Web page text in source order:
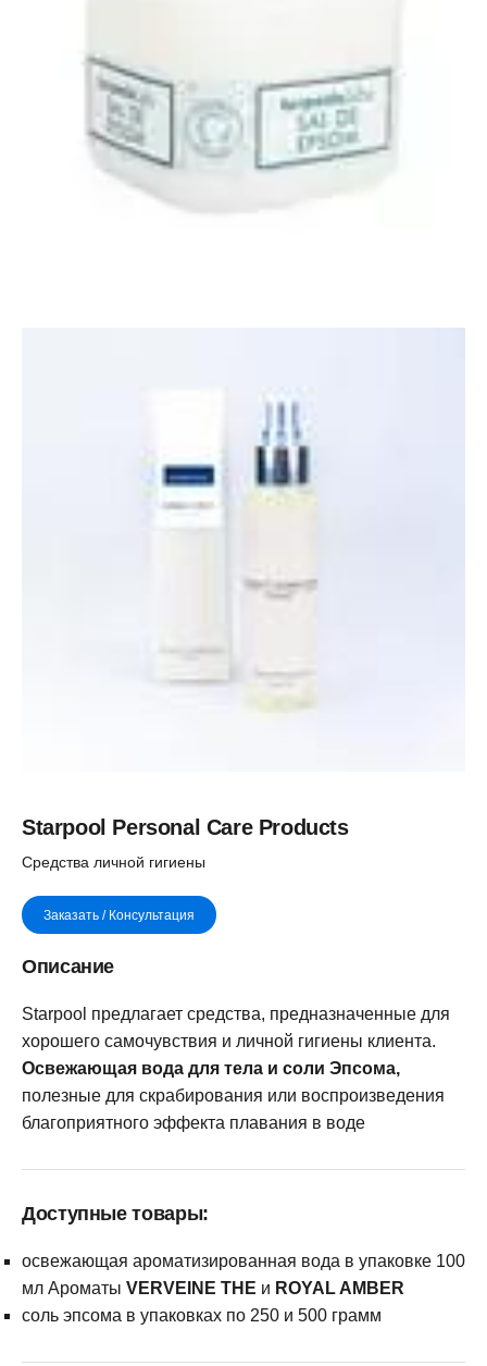
Starpool Personal Care Products
Средства личной гигиены
Заказать / Консультация
Описание
Starpool предлагает средства, предназначенные для
хорошего самочувствия и личной гигиены клиента.
Освежающая вода для тела и соли Эпсома,
полезные для скрабирования или воспроизведения
благоприятного эффекта плавания в воде
Доступные товары:
освежающая ароматизированная вода в упаковке 100
мл Ароматы VERVEINE THE и ROYAL AMBER
соль эпсома в упаковках по 250 и 500 грамм